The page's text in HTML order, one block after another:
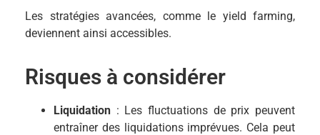
Les stratégies avancées, comme le yield farming,
deviennent ainsi accessibles.
Risques à considérer
Liquidation : Les fluctuations de prix peuvent
entraîner des liquidations imprévues. Cela peut